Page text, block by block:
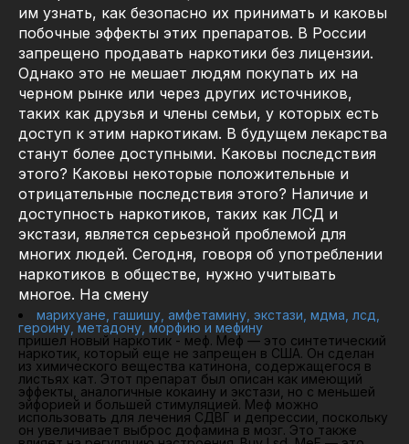
им узнать, как безопасно их принимать и каковы
побочные эффекты этих препаратов. В России
запрещено продавать наркотики без лицензии.
Однако это не мешает людям покупать их на
черном рынке или через других источников,
таких как друзья и члены семьи, у которых есть
доступ к этим наркотикам. В будущем лекарства
станут более доступными. Каковы последствия
этого? Каковы некоторые положительные и
отрицательные последствия этого? Наличие и
доступность наркотиков, таких как ЛСД и
экстази, является серьезной проблемой для
многих людей. Сегодня, говоря об употреблении
наркотиков в обществе, нужно учитывать
многое. На смену
марихуане, гашишу, амфетамину, экстази, мдма, лсд,
героину, метадону, морфию и мефину
пришел новый наркотик - меф. Меф — это синтетический
наркотик, который еще не запрещен в США. Он сделан
из химического вещества катинона, содержащегося в
листьях кат. Этот препарат был описан как имеющий
эффекты, аналогичные кокаину и экстази, но с меньшей
эйфорией и большей стимуляцией. Меф можно
использовать для лечения СДВГ и депрессии, поскольку
он увеличивает выброс дофамина в мозг. Это также